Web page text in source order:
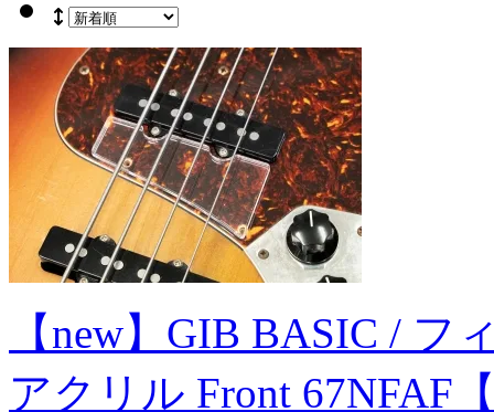
【new】GIB BASIC /
アクリル Front 67NFAF